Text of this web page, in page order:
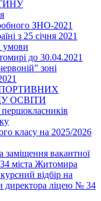
ЗНО-2021
з 25 січня 2021
умови
до 30.04.2021
зоні
ОСВІТИ
першокласників
класу на 2025/2026
вакантної
міста Житомира
відбір на
директора ліцею № 34